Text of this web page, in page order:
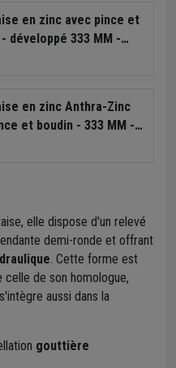
en zinc avec pince et
développé 333 MM -
en zinc Anthra-Zinc
et boudin - 333 MM -
MM - 4 M
elle dispose d'un relevé
demi-ronde et offrant
. Cette forme est
de son homologue,
aussi dans la
gouttière